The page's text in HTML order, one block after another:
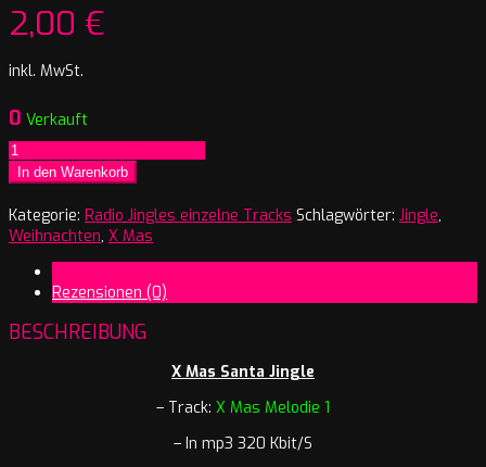
2,00 €
inkl. MwSt.
0 Verkauft
X
Mas
Santa
Mary
X
Melodie
In den Warenkorb
Kategorie: Radio Jingles einzelne Tracks Schlagwörter: Jingle,
Weihnachten, X Mas
Rezensionen (0)
BESCHREIBUNG
X Mas Santa Jingle
– Track: X Mas Melodie 1
– In mp3 320 Kbit/S